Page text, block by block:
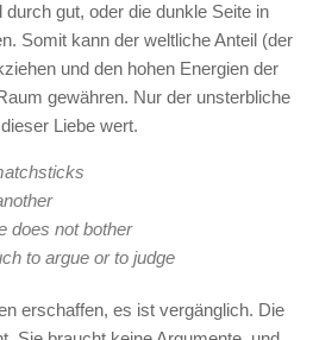
gut, oder die dunkle Seite in
Somit kann der weltliche Anteil (der
und den hohen Energien der
gewähren. Nur der unsterbliche
Liebe wert.
does not bother
to argue or to judge
erschaffen, es ist vergänglich. Die